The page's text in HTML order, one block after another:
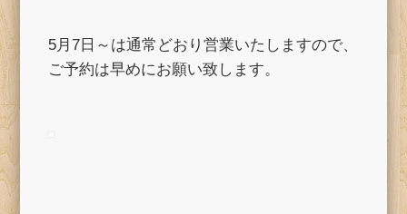
5月7日～は通常どおり営業いたしますので、
ご予約は早めにお願い致します。